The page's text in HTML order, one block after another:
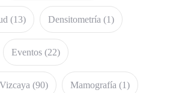
(13) Densitometría (1)
Eventos (22)
(90) Mamografía (1)